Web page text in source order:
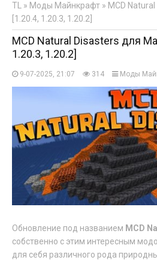
TL » Моды Майнкрафт » MCD
[1.20.4, 1.20.3, 1.20.2]
MCD Natural Disasters для
1.20.3, 1.20.2]
9-07-2025, 21:07 314 Моды
Обновление под названием MCD
собственно с этим интересным
для себя различного рода